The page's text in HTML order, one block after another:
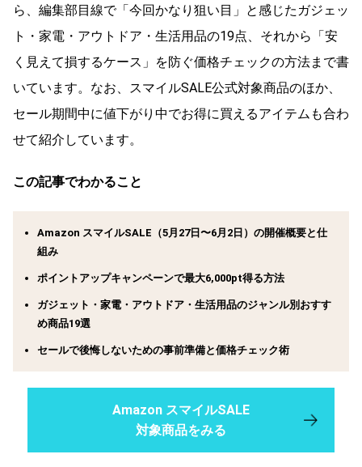
ら、編集部目線で「今回かなり狙い目」と感じたガジェッ
ト・家電・アウトドア・生活用品の19点、それから「安
く見えて損するケース」を防ぐ価格チェックの方法まで書
いています。なお、スマイルSALE公式対象商品のほか、
セール期間中に値下がり中でお得に買えるアイテムも合わ
せて紹介しています。
この記事でわかること
Amazon スマイルSALE（5月27日〜6月2日）の開催概要と仕
組み
ポイントアップキャンペーンで最大6,000pt得る方法
ガジェット・家電・アウトドア・生活用品のジャンル別おすす
め商品19選
セールで後悔しないための事前準備と価格チェック術
Amazon スマイルSALE
対象商品をみる